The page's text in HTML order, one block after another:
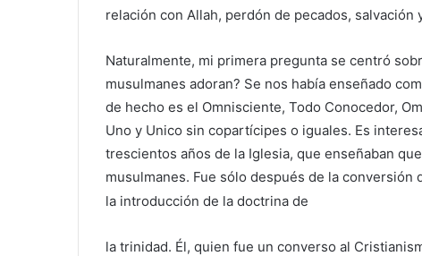
relación con Allah, perdón de pecados, salvación
Naturalmente, mi primera pregunta se centró
musulmanes adoran? Se nos había enseñado
de hecho es el Omnisciente, Todo Conocedor,
Uno y Unico sin copartícipes o iguales. Es
trescientos años de la Iglesia, que enseñaban
musulmanes. Fue sólo después de la
la introducción de la doctrina de
la trinidad. Él, quien fue un converso al